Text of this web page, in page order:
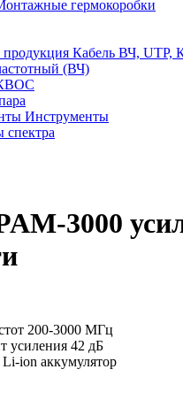
гермокоробки
Кабель ВЧ, UTP,
(ВЧ)
Инструменты
спектра
3000
200-3000 МГц
усиления 42 дБ
ion аккумулятор